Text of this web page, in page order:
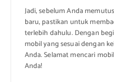
Jadi, sebelum Anda
baru, pastikan untuk
terlebih dahulu. Dengan
mobil yang sesuai dengan
Anda. Selamat mencari
Anda!